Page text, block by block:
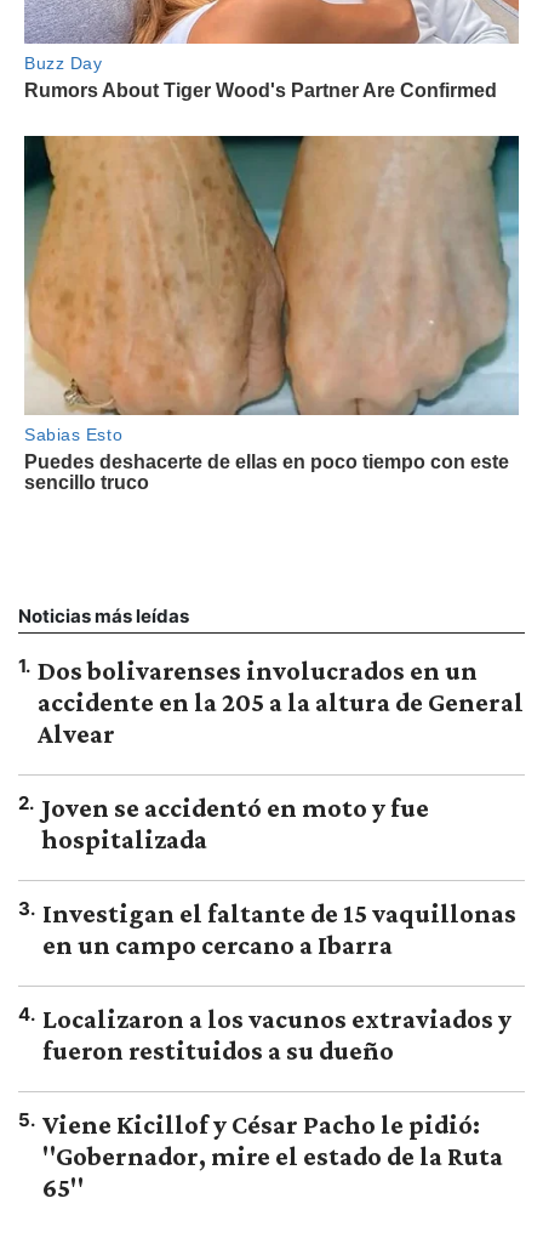
Noticias más leídas
1. Dos bolivarenses involucrados en un
accidente en la 205 a la altura de General
Alvear
2. Joven se accidentó en moto y fue
hospitalizada
3. Investigan el faltante de 15 vaquillonas
en un campo cercano a Ibarra
4. Localizaron a los vacunos extraviados y
fueron restituidos a su dueño
5. Viene Kicillof y César Pacho le pidió:
"Gobernador, mire el estado de la Ruta
65"